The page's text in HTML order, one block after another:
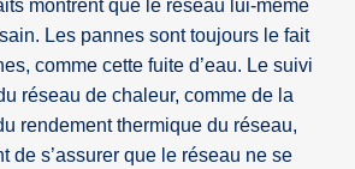
montrent que le réseau lui-même
Les pannes sont toujours le fait
comme cette fuite d’eau. Le suivi
réseau de chaleur, comme de la
rendement thermique du réseau,
de s’assurer que le réseau ne se